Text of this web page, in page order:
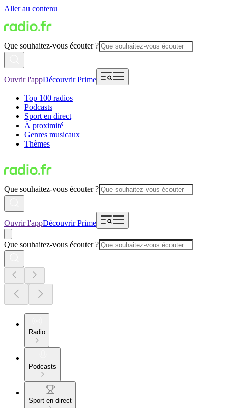
Aller au contenu
Que souhaitez-vous écouter ?
Ouvrir l'appDécouvrir Prime
Top 100 radios
Podcasts
Sport en direct
À proximité
Genres musicaux
Thèmes
Que souhaitez-vous écouter ?
Ouvrir l'appDécouvrir Prime
Que souhaitez-vous écouter ?
Radio
Podcasts
Sport en direct